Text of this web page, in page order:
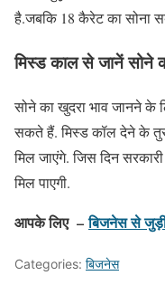
है.जबकि 18 कैरेट का सोना
मिस्ड काल से जानें सोने
सोने का खुदरा भाव जानने के
सकते हैं. मिस्ड कॉल देने के
मिल जाएंगे. जिस दिन
मिल पाएगी.
आपके लिए –बिजनेस से
Categories: बिजनेस